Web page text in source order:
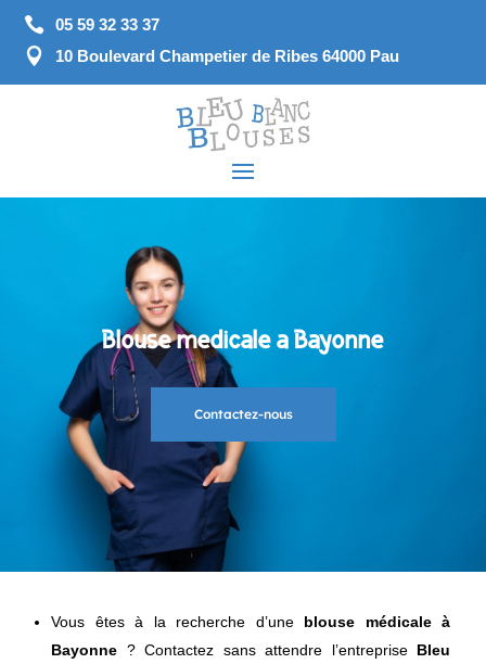
 05 59 32 33 37
 10 Boulevard Champetier de Ribes 64000 Pau
Blouse médicale à Bayonne
Contactez-nous
Vous êtes à la recherche d’une blouse médicale à
Bayonne ? Contactez sans attendre l’entreprise Bleu